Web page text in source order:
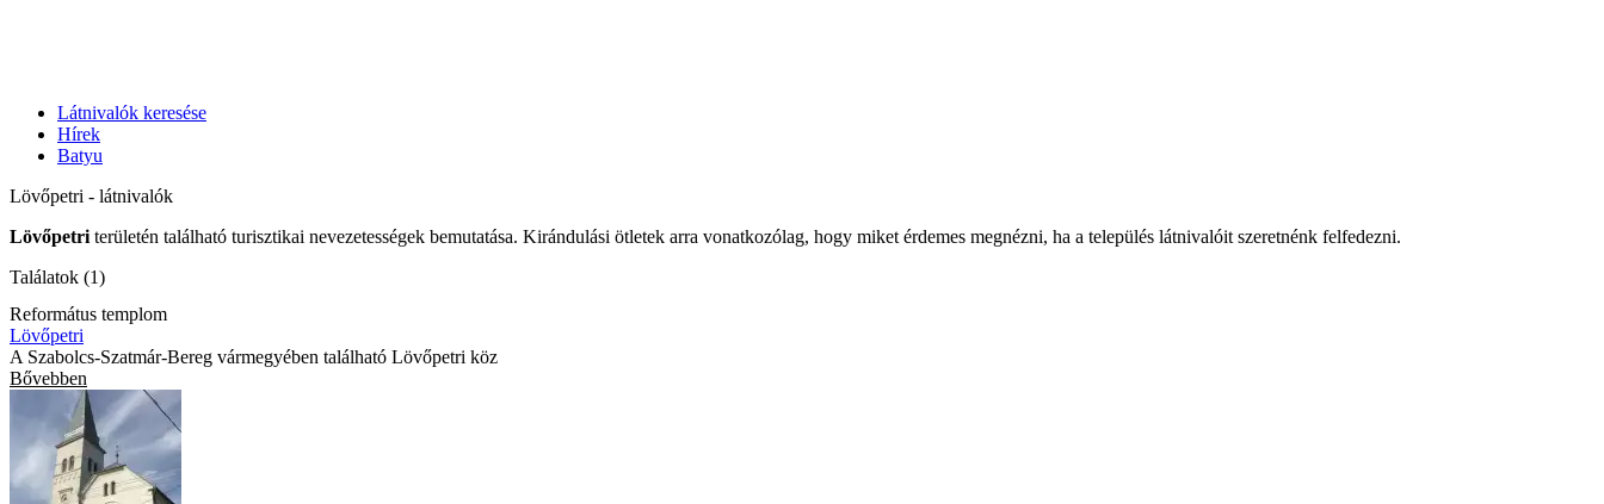
Látnivalók keresése
Hírek
Batyu
Lövőpetri - látnivalók
Lövőpetri területén található turisztikai nevezetességek bemutatása. Kirándulási ötletek arra vonatkozólag, hogy miket érdemes megnézni, ha a település látnivalóit szeretnénk felfedezni.
Találatok (1)
Református templom
Lövőpetri
A Szabolcs-Szatmár-Bereg vármegyében található Lövőpetri köz
Bővebben